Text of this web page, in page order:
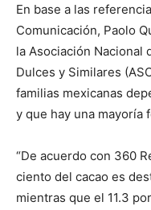
En base a las
Comunicación, Paolo
la Asociación Nacional
Dulces y Similares
familias mexicanas
y que hay una mayoría
“De acuerdo con 360
ciento del cacao es
mientras que el 11.3